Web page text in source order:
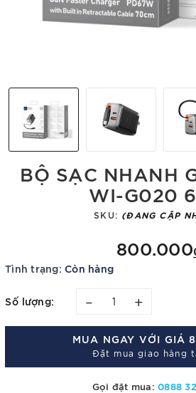
BỘ SẠC NHANH
WI-G020
SKU: (ĐANG CẬP
Tình trạng: Còn hàng
Số lượng: – +
MUA NGAY VỚI GIÁ
Đặt mua giao hàng
Gọi đặt mua:0888